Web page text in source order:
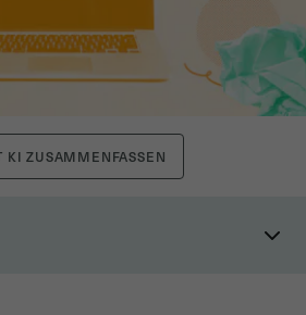
KI ZUSAMMENFASSEN